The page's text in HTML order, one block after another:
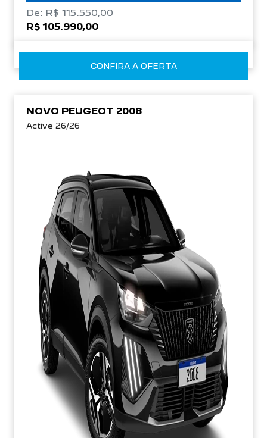
De: R$ 115.550,00
R$ 105.990,00
CONFIRA A OFERTA
NOVO PEUGEOT 2008
Active 26/26